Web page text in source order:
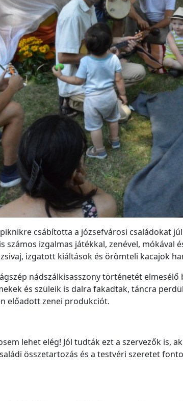
csábította a józsefvárosi családokat
számos izgalmas játékkal, zenével, mókával
izgatott kiáltások és örömteli kacajok
nádszálkisasszony történetét
és szüleik is dalra fakadtak, táncra
előadott zenei produkciót.
lehet elég! Jól tudták ezt a szervezők is,
összetartozás és a testvéri szeretet